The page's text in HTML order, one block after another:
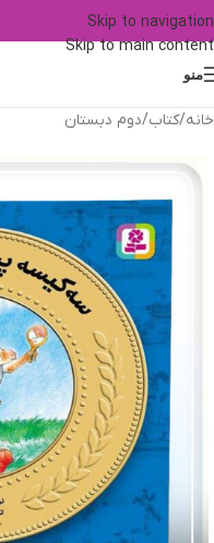
Skip to navigation
Skip to main content
منو
خانه/کتاب/دوم دبستان